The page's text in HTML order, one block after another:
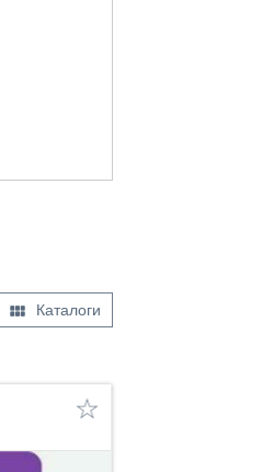
 Каталоги